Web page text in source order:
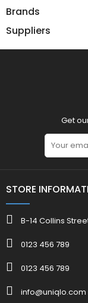
Brands
Suppliers
Get
STORE
B-14 Collins
0123 456 789
0123 456 789
info@uniqlo.com